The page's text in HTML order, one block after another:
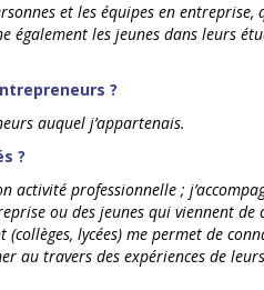
et les équipes en entreprise,
également les jeunes dans leurs
?
auquel j’appartenais.
?
activité professionnelle ;
ou des jeunes qui viennent de
(collèges, lycées) me permet de
au travers des expériences de